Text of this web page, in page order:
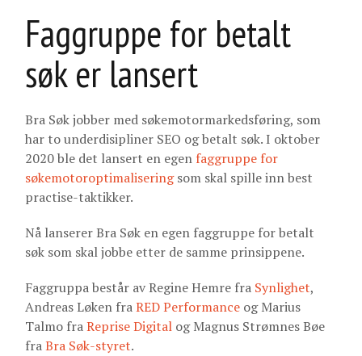
Faggruppe for betalt
søk er lansert
Bra Søk jobber med søkemotormarkedsføring, som
har to underdisipliner SEO og betalt søk. I oktober
2020 ble det lansert en egen faggruppe for
søkemotoroptimaliseringsom skal spille inn best
practise-taktikker.
Nå lanserer Bra Søk en egen faggruppe for betalt
søk som skal jobbe etter de samme prinsippene.
Faggruppa består av Regine Hemre fra Synlighet,
Andreas Løken fraRED Performance og Marius
Talmo fraReprise Digital og Magnus Strømnes Bøe
fraBra Søk-styret.